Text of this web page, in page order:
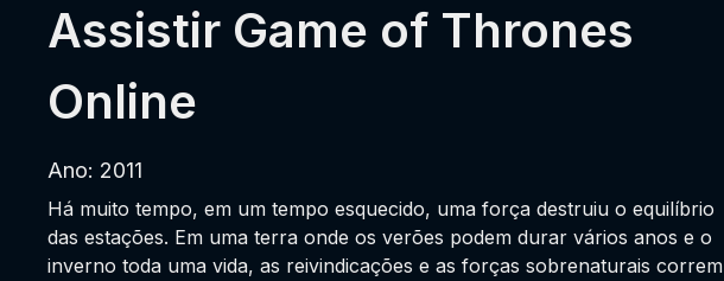
Assistir Game of Thrones
Online
Ano: 2011
Há muito tempo, em um tempo esquecido, uma força destruiu o equilíbrio
das estações. Em uma terra onde os verões podem durar vários anos e o
inverno toda uma vida, as reivindicações e as forças sobrenaturais correm